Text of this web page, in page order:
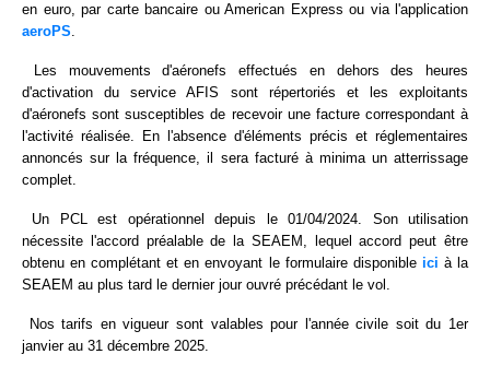
en euro, par carte bancaire ou American Express ou via l'application
aeroPS.
Les mouvements d'aéronefs effectués en dehors des heures
d'activation du service AFIS sont répertoriés et les exploitants
d'aéronefs sont susceptibles de recevoir une facture correspondant à
l'activité réalisée. En l'absence d'éléments précis et réglementaires
annoncés sur la fréquence, il sera facturé à minima un atterrissage
complet.
Un PCL est opérationnel depuis le 01/04/2024. Son utilisation
nécessite l'accord préalable de la SEAEM, lequel accord peut être
obtenu en complétant et en envoyant le formulaire disponible ici à la
SEAEM au plus tard le dernier jour ouvré précédant le vol.
Nos tarifs en vigueur sont valables pour l'année civile soit du 1er
janvier au 31 décembre 2025.